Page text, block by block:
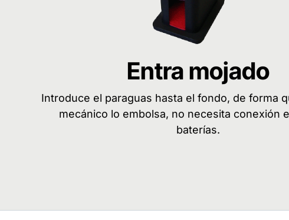
Entra mojado
Introduce el paraguas hasta el fondo, de forma
mecánico lo embolsa, no necesita conexión
baterías.